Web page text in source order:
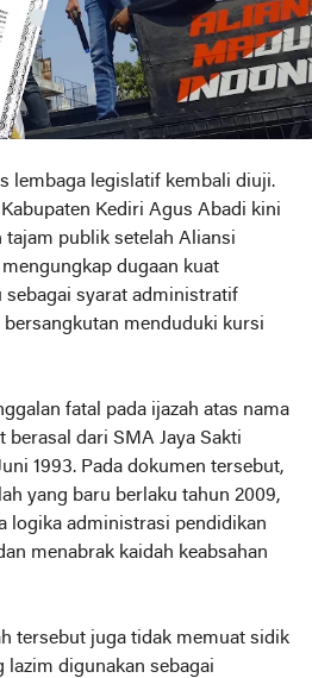
lembaga legislatif kembali diuji.
Kediri Agus Abadi kini
tajam publik setelah Aliansi
dugaan kuat
sebagai syarat administratif
menduduki kursi
fatal pada ijazah atas nama
dari SMA Jaya Sakti
1993. Pada dokumen tersebut,
yang baru berlaku tahun 2009,
logika administrasi pendidikan
menabrak kaidah keabsahan
tersebut juga tidak memuat sidik
lazim digunakan sebagai